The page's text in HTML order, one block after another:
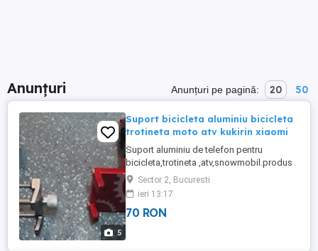
Anunțuri Anunțuri pe pagină: 20 50
5
Suport bicicleta aluminiu bicicleta
trotineta moto atv kukirin xiaomi
Suport aluminiu de telefon pentru
bicicleta,trotineta ,atv,snowmobil.produs
nou. Nu trimit.doar bucuresti ridicare
personala.
Sector 2, Bucuresti
ieri 13:17
70 RON